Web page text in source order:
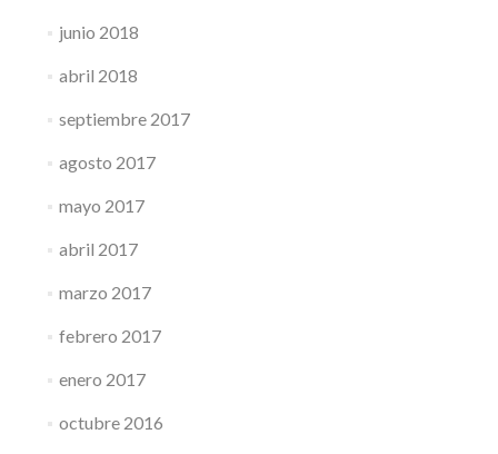
junio 2018
abril 2018
septiembre 2017
agosto 2017
mayo 2017
abril 2017
marzo 2017
febrero 2017
enero 2017
octubre 2016